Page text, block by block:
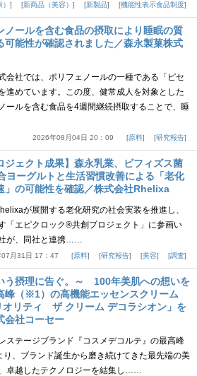
新商品（美容） 新製品 機能性表示食品制度
ノールを含む食品の摂取により睡眠の質
可能性が確認されました／森永製菓株式
会社では、ポリフェノールの一種である「ピセ
進めています。この度、健常成人を対象とした
ールを含む食品を4週間継続摂取することで、睡
2026年08月04日 20：09 原料 研究報告
ジェクト成果】森永乳業、ビフィズス菌
ヨーグルトと生活習慣改善による「老化
」の可能性を確認／株式会社Rhelixa
が展開する老化研究の社会実装を推進し、
「エピクロック®共創プロジェクト」に参画い
が、同社と連携……
月31日 17：47 原料 研究報告 美容 調査
う摂理に告ぐ。～ 100年美肌への想いを
峰（※1）の高機能エッセンスクリーム
オリティ ザ クリーム デコラシオン」を
会社コーセー
ステージブランド『コスメデコルテ』の最高峰
り、ブランド誕生から磨き続けてきた最先端の美
卓越したテクノロジーを結集し……